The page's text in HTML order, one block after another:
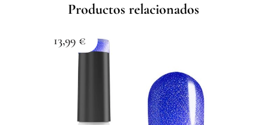
Productos relacionados
13,99 €